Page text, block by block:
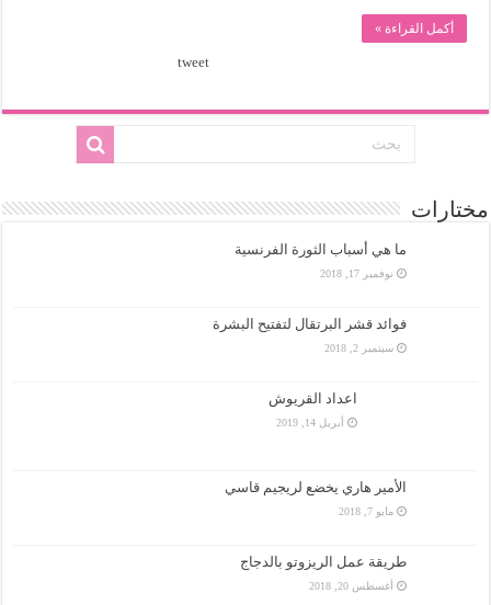
أكمل القراءة »
tweet
مختارات
ما هي أسباب الثورة الفرنسية
نوفمبر 17, 2018
فوائد قشر البرتقال لتفتيح البشرة
سبتمبر 2, 2018
اعداد القريوش
أبريل 14, 2019
الأمير هاري يخضع لريجيم قاسي
مايو 7, 2018
طريقة عمل الريزوتو بالدجاج
أغسطس 20, 2018